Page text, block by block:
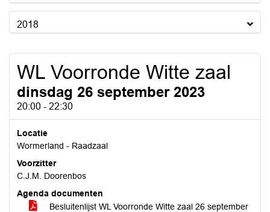
2018
WL Voorronde Witte zaal
dinsdag 26 september 2023
20:00 - 22:30
Locatie
Wormerland - Raadzaal
Voorzitter
C.J.M. Doorenbos
Agenda documenten
Besluitenlijst WL Voorronde Witte zaal 26 september